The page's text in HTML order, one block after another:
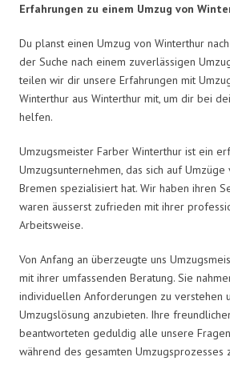
Erfahrungen zu einem Umzug von
Du planst einen Umzug von Winterthur
der Suche nach einem zuverlässigen
teilen wir dir unsere Erfahrungen mit
Winterthur aus Winterthur mit, um dir bei
helfen.
Umzugsmeister Farber Winterthur ist ein
Umzugsunternehmen, das sich auf Umzüge
Bremen spezialisiert hat. Wir haben ihren
waren äusserst zufrieden mit ihrer
Arbeitsweise.
Von Anfang an überzeugte uns
mit ihrer umfassenden Beratung. Sie
individuellen Anforderungen zu verstehen
Umzugslösung anzubieten. Ihre
beantworteten geduldig alle unsere
während des gesamten Umzugsprozesses